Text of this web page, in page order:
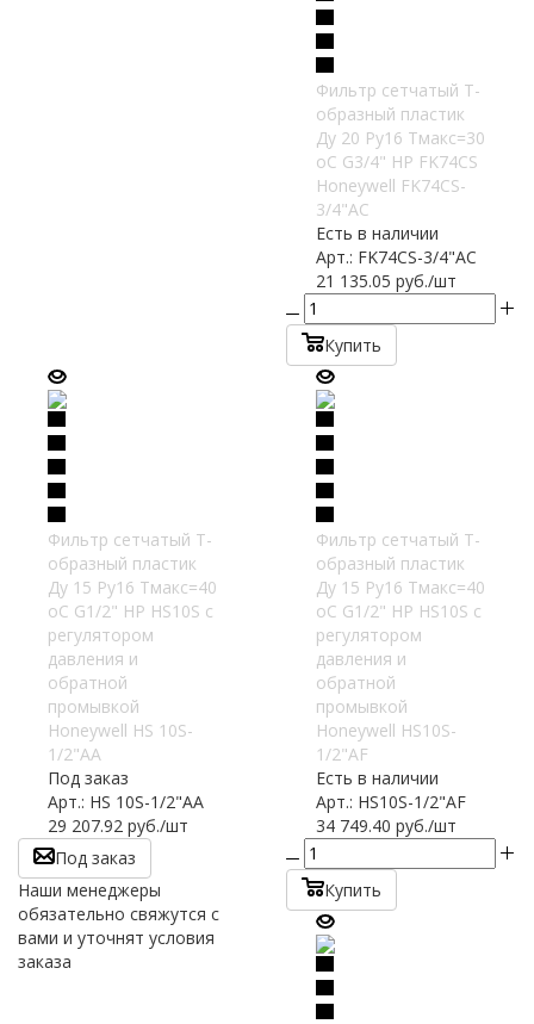
Фильтр сетчатый T-
образный пластик
Ду 20 Ру16 Тмакс=30
oC G3/4" НР FK74CS
Honeywell FK74CS-
3/4"AC
Есть в наличии
Арт.: FK74CS-3/4"AC
21 135.05 руб./шт
Купить
Фильтр сетчатый T-
образный пластик
Ду 15 Ру16 Тмакс=40
oC G1/2" НР HS10S с
регулятором
давления и
обратной
промывкой
Honeywell HS 10S-
1/2"AA
Под заказ
Арт.: HS 10S-1/2"AA
29 207.92 руб./шт
Под заказ
Наши менеджеры
обязательно свяжутся с
вами и уточнят условия
заказа
Фильтр сетчатый T-
образный пластик
Ду 15 Ру16 Тмакс=40
oC G1/2" НР HS10S с
регулятором
давления и
обратной
промывкой
Honeywell HS10S-
1/2"AF
Есть в наличии
Арт.: HS10S-1/2"AF
34 749.40 руб./шт
Купить